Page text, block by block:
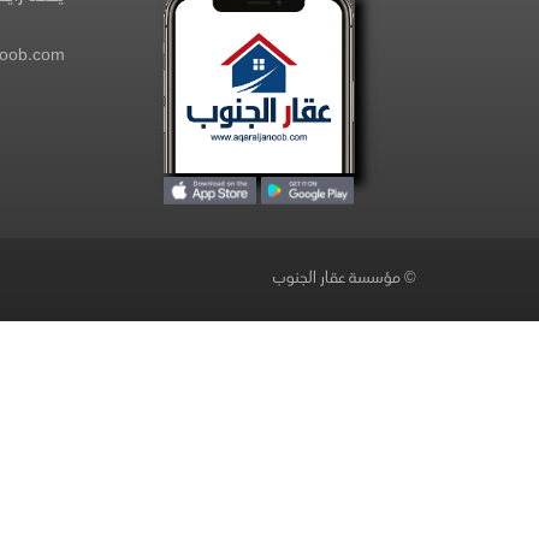
© مؤسسة عقار الجنوب